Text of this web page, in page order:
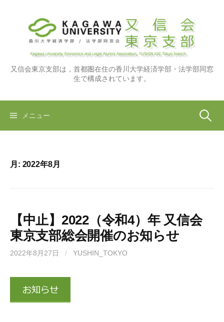
又信会東京支部は，首都圏在住の香川大学経済学部・法学部同窓
生で構成されています。
メニュー 検
月: 2022年8月
【中止】2022（令和4）年 又信会
東京支部総会開催のお知らせ
2022年8月27日 / YUSHIN_TOKYO